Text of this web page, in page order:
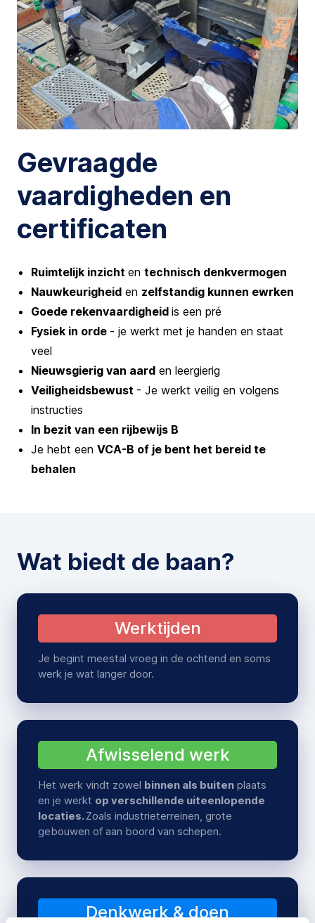
Gevraagde
vaardigheden en
certificaten
Ruimtelijk inzicht en technisch denkvermogen
Nauwkeurigheid en zelfstandig kunnen ewrken
Goede rekenvaardigheid is een pré
Fysiek in orde - je werkt met je handen en staat
veel
Nieuwsgierig van aard en leergierig
Veiligheidsbewust - Je werkt veilig en volgens
instructies
In bezit van een rijbewijs B
Je hebt een VCA-B of je bent het bereid te
behalen
Wat biedt de baan?
Werktijden
Je begint meestal vroeg in de ochtend en soms
werk je wat langer door.
Afwisselend werk
Het werk vindt zowel binnen als buiten plaats
en je werkt op verschillende uiteenlopende
locaties.Zoals industrieterreinen, grote
gebouwen of aan boord van schepen.
Denkwerk & doen